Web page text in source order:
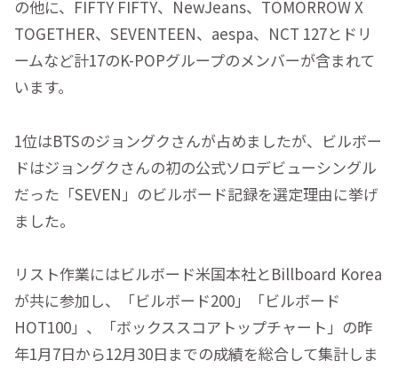
の他に、FIFTY FIFTY、NewJeans、TOMORROW X
TOGETHER、SEVENTEEN、aespa、NCT 127とドリ
ームなど計17のK-POPグループのメンバーが含まれて
います。
1位はBTSのジョングクさんが占めましたが、ビルボー
ドはジョングクさんの初の公式ソロデビューシングル
だった「SEVEN」のビルボード記録を選定理由に挙げ
ました。
リスト作業にはビルボード米国本社とBillboard Korea
が共に参加し、「ビルボード200」「ビルボード
HOT100」、「ボックススコアトップチャート」の昨
年1月7日から12月30日までの成績を総合して集計しま